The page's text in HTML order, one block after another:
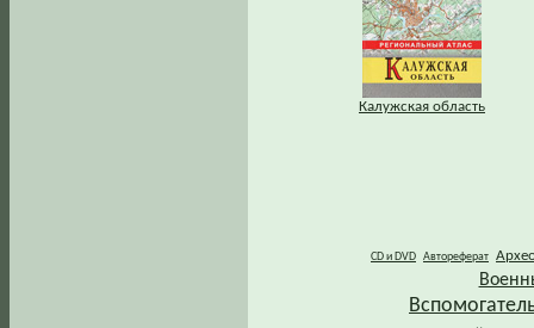
Калужская область
CD и DVD Автореферат